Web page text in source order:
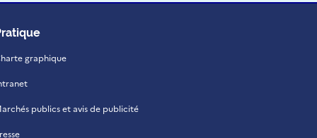
graphique
publics et avis de publicité